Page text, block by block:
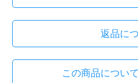
返品に
この商品につい